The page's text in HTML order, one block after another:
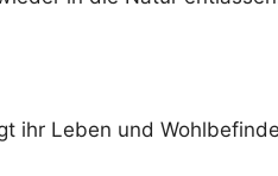
ihr Leben und